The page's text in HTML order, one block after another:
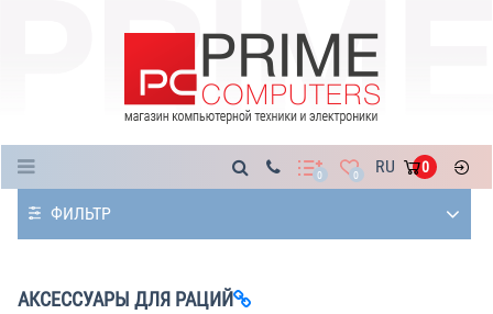
0 0 RU 0
ФИЛЬТР
АКСЕССУАРЫ ДЛЯ РАЦИЙ